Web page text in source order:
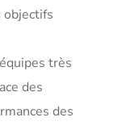
objectifs
très
des
des